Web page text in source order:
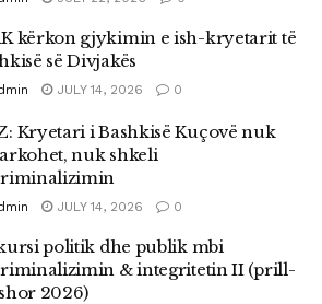
kërkon gjykimin e ish-kryetarit të
së Divjakës
JULY 14, 2026 0
Kryetari i Bashkisë Kuçovë nuk
nuk shkeli
JULY 14, 2026 0
politik dhe publik mbi
& integritetin II (prill-
2026)